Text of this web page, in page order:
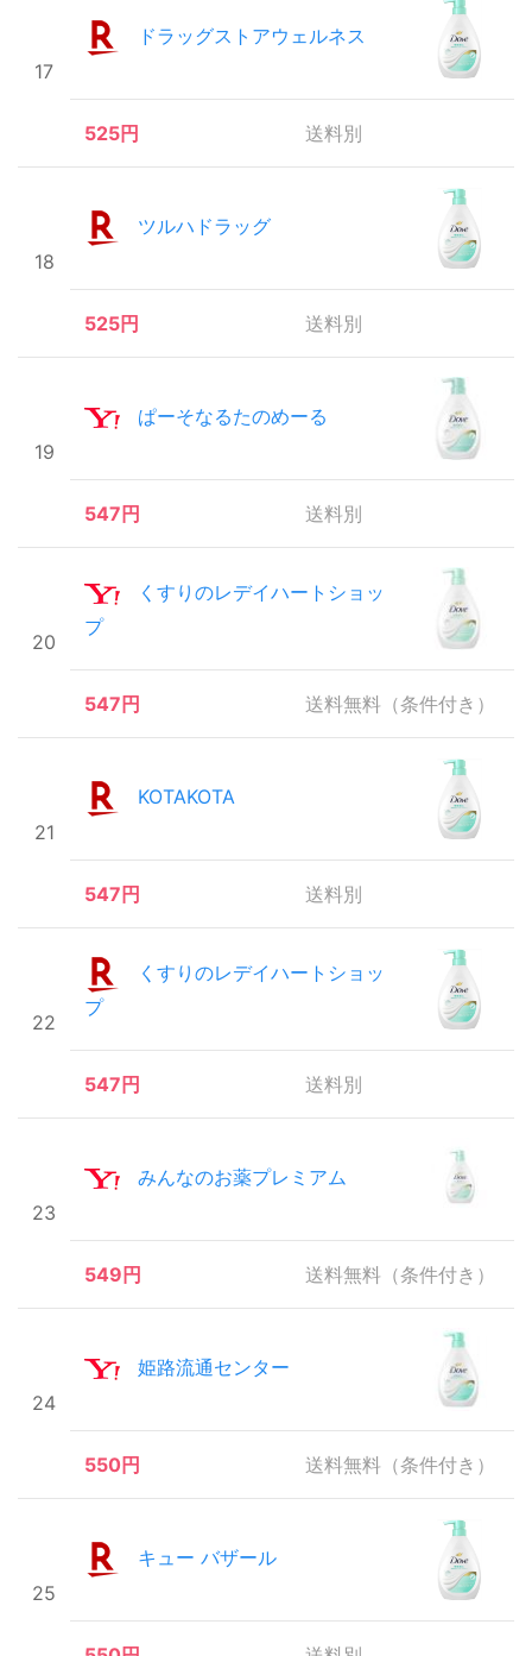
17
ドラッグストアウェルネス
525円 送料別
18
ツルハドラッグ
525円 送料別
19
ぱーそなるたのめーる
547円 送料別
20
くすりのレデイハートショッ
プ
547円 送料無料（条件付き）
21
KOTAKOTA
547円 送料別
22
くすりのレデイハートショッ
プ
547円 送料別
23
みんなのお薬プレミアム
549円 送料無料（条件付き）
24
姫路流通センター
550円 送料無料（条件付き）
25
キュー バザール